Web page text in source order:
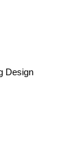
Design